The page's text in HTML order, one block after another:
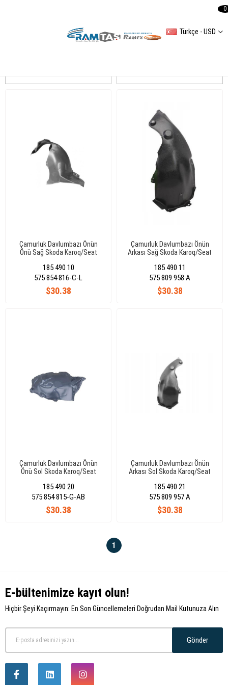
Türkçe - USD
0
Çamurluk Davlumbazı Önün
Önü Sağ Skoda Karoq/Seat
C-L
185 490 10
$30.38
575 854 816-C-L
Çamurluk Davlumbazı Önün
Arkası Sağ Skoda Karoq/Seat
185 490 11
$30.38
575 809 958 A
Çamurluk Davlumbazı Önün
Önü Sol Skoda Karoq/Seat
G-Ab
185 490 20
$30.38
575 854 815-G-AB
Çamurluk Davlumbazı Önün
Arkası Sol Skoda Karoq/Seat
185 490 21
$30.38
575 809 957 A
1
E-bültenimize kayıt olun!
Hiçbir Şeyi Kaçırmayın: En Son Güncellemeleri Doğrudan Mail Kutunuza Alın
Gönder